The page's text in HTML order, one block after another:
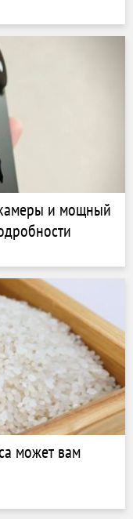
и мощный
может вам